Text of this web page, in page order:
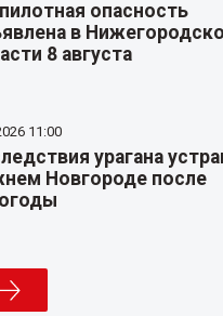
опасность
в
8 августа
11:00
урагана
Новгороде после